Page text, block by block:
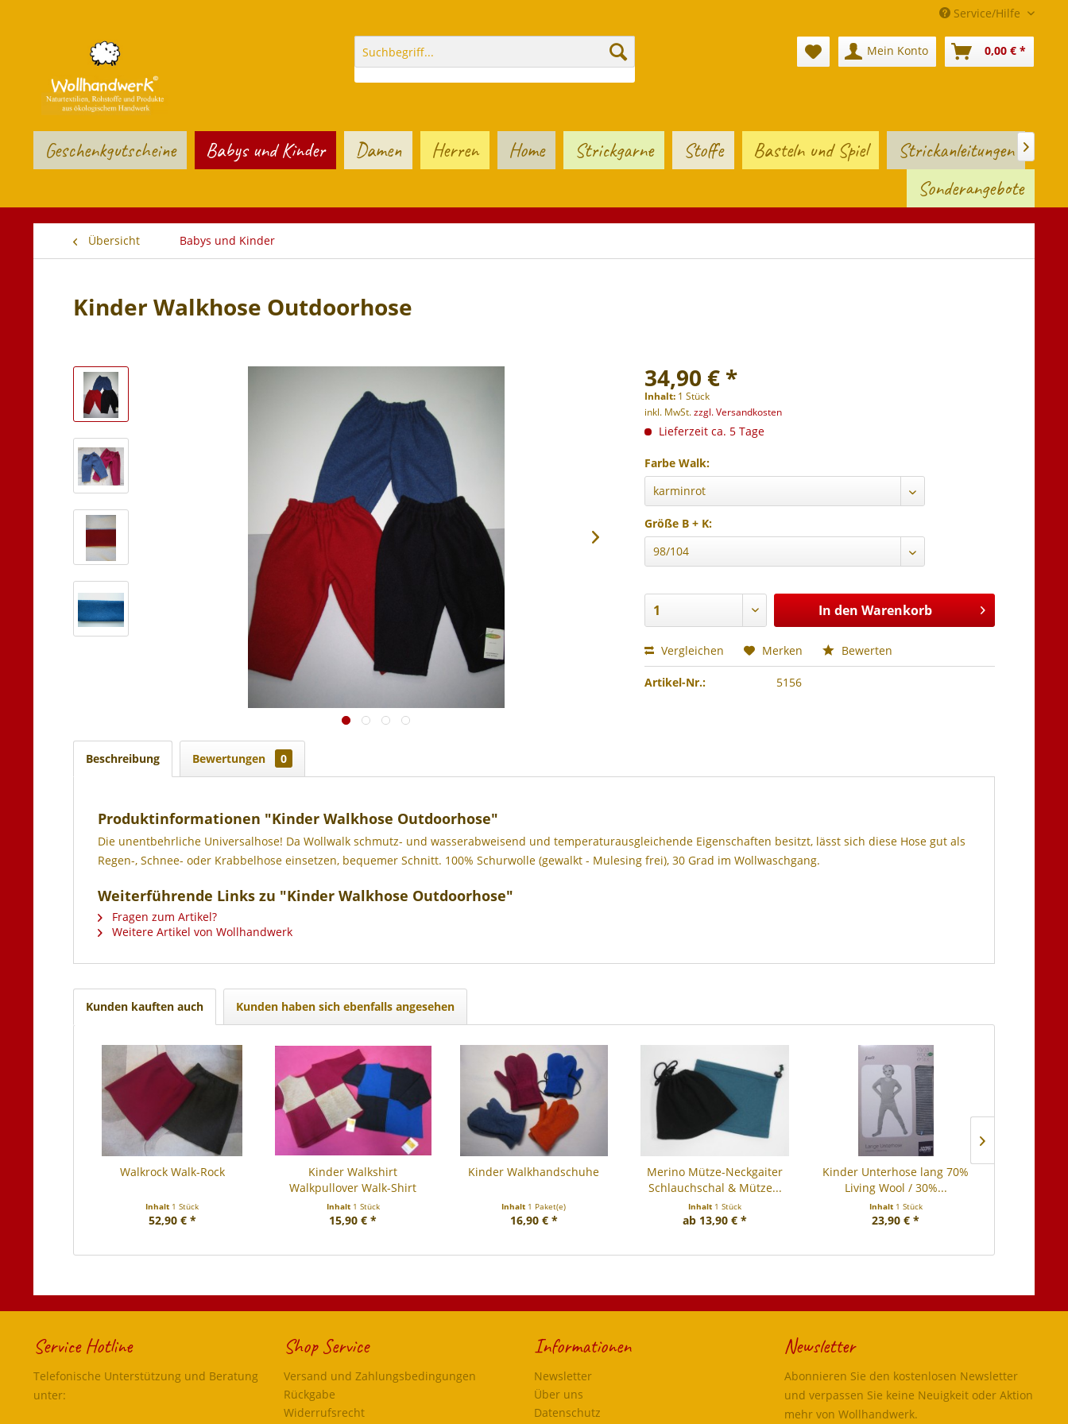
Service/Hilfe
Mein Konto 0,00 € *
Geschenkgutscheine Babys und Kinder Damen Herren Home Strickgarne Stoffe Basteln und Spiel
Strickanleitungen
Sonderangebote

Übersicht Babys und Kinder
Kinder Walkhose Outdoorhose
34,90 € *
Inhalt: 1 Stück
inkl. MwSt.zzgl. Versandkosten
Lieferzeit ca. 5 Tage
Farbe Walk:
Größe B + K:
In den Warenkorb
Vergleichen Merken Bewerten
Artikel-Nr.: 5156
Beschreibung Bewertungen 0
Produktinformationen "Kinder Walkhose Outdoorhose"
Die unentbehrliche Universalhose! Da Wollwalk schmutz- und wasserabweisend und temperaturausgleichende Eigenschaften besitzt, lässt sich diese Hose gut als
Regen-, Schnee- oder Krabbelhose einsetzen, bequemer Schnitt. 100% Schurwolle (gewalkt - Mulesing frei), 30 Grad im Wollwaschgang.
Weiterführende Links zu "Kinder Walkhose Outdoorhose"
Fragen zum Artikel?
Weitere Artikel von Wollhandwerk
Kunden kauften auch Kunden haben sich ebenfalls angesehen
Walkrock Walk-Rock
Inhalt 1 Stück
52,90 € *
Kinder Walkshirt
Walkpullover Walk-Shirt
Outdoor
Inhalt 1 Stück
15,90 € *
Kinder Walkhandschuhe
Inhalt 1 Paket(e)
16,90 € *
Merino Mütze-Neckgaiter
Schlauchschal & Mütze...
Inhalt 1 Stück
ab 13,90 € *
Kinder Unterhose lang 70%
Living Wool / 30%...
Inhalt 1 Stück
23,90 € *
Service Hotline
Telefonische Unterstützung und Beratung
unter:
Shop Service
Versand und Zahlungsbedingungen
Rückgabe
Widerrufsrecht
Informationen
Newsletter
Über uns
Datenschutz
Newsletter
Abonnieren Sie den kostenlosen Newsletter
und verpassen Sie keine Neuigkeit oder Aktion
mehr von Wollhandwerk.